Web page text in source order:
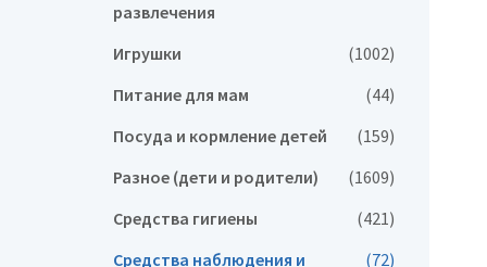
развлечения
Игрушки
(1002)
Питание для мам
(44)
Посуда и кормление детей
(159)
Разное (дети и родители)
(1609)
Средства гигиены
(421)
Средства наблюдения и
(72)